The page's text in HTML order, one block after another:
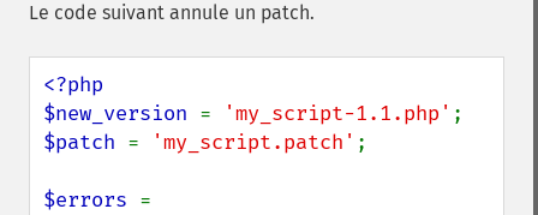
Le code suivant annule un patch.
<?php
$new_version = 'my_script-1.1.php'
$patch = 'my_script.patch' ;
$errors